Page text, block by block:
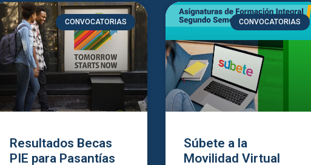
CONVOCATORIAS
Resultados Becas
PIE para Pasantías
CONVOCATORIAS
Súbete a la
Movilidad Virtual